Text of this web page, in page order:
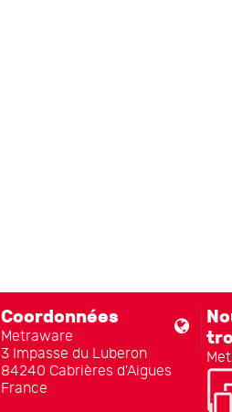
Coordonnées
Metraware
3 Impasse du Luberon
84240 Cabrières d'Aigues
France